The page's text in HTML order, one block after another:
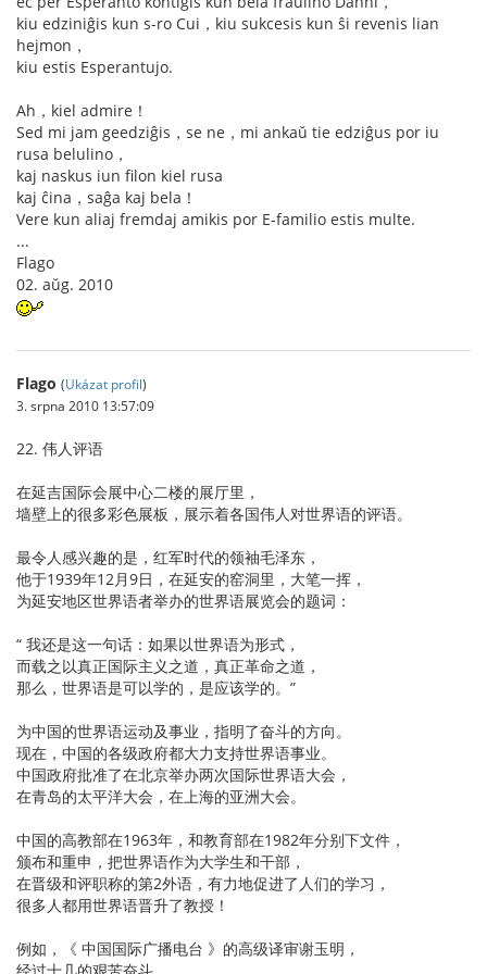
kiu edziniĝis kun s-ro Cui，kiu sukcesis kun ŝi revenis lian
hejmon，
kiu estis Esperantujo.
Ah，kiel admire！
Sed mi jam geedziĝis，se ne，mi ankaŭ tie edziĝus por iu
rusa belulino，
kaj naskus iun filon kiel rusa
kaj ĉina，saĝa kaj bela！
Vere kun aliaj fremdaj amikis por E-familio estis multe.
...
Flago
02. aŭg. 2010
Flago (Ukázat profil)
3. srpna 2010 13:57:09
22. 伟人评语
在延吉国际会展中心二楼的展厅里，
墙壁上的很多彩色展板，展示着各国伟人对世界语的评语。
最令人感兴趣的是，红军时代的领袖毛泽东，
他于1939年12月9日，在延安的窑洞里，大笔一挥，
为延安地区世界语者举办的世界语展览会的题词：
“ 我还是这一句话：如果以世界语为形式，
而载之以真正国际主义之道，真正革命之道，
那么，世界语是可以学的，是应该学的。”
为中国的世界语运动及事业，指明了奋斗的方向。
现在，中国的各级政府都大力支持世界语事业。
中国政府批准了在北京举办两次国际世界语大会，
在青岛的太平洋大会，在上海的亚洲大会。
中国的高教部在1963年，和教育部在1982年分别下文件，
颁布和重申，把世界语作为大学生和干部，
在晋级和评职称的第2外语，有力地促进了人们的学习，
很多人都用世界语晋升了教授！
例如，《 中国国际广播电台 》的高级译审谢玉明，